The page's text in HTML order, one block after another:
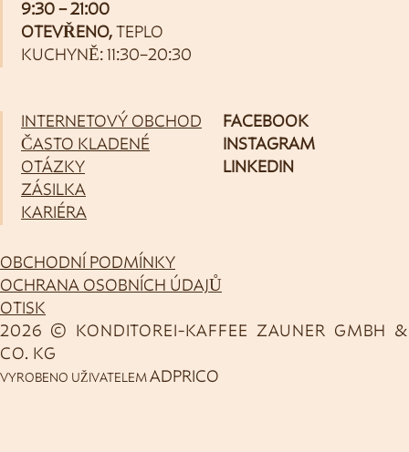
9:30 – 21:00
OTEVŘENO, TEPLO
KUCHYNĚ: 11:30–20:30
INTERNETOVÝ OBCHOD
ČASTO KLADENÉ
OTÁZKY
ZÁSILKA
KARIÉRA
FACEBOOK
INSTAGRAM
LINKEDIN
2026 © KONDITOREI-KAFFEE ZAUNER GMBH &
CO. KG
OBCHODNÍ PODMÍNKY
OCHRANA OSOBNÍCH ÚDAJŮ
OTISK
VYROBENO UŽIVATELEM ADPRICO